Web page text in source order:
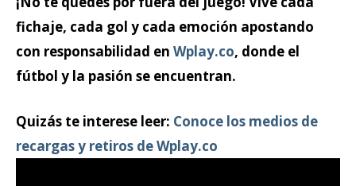
fichaje, cada gol y cada emoción apostando
con responsabilidad en Wplay.co, donde el
fútbol y la pasión se encuentran.
Quizás te interese leer: Conoce los medios de
recargas y retiros de Wplay.co